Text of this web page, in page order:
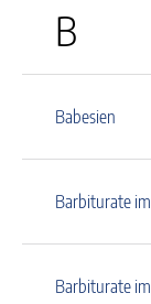
B
Babesien
Barbiturate
Barbiturate